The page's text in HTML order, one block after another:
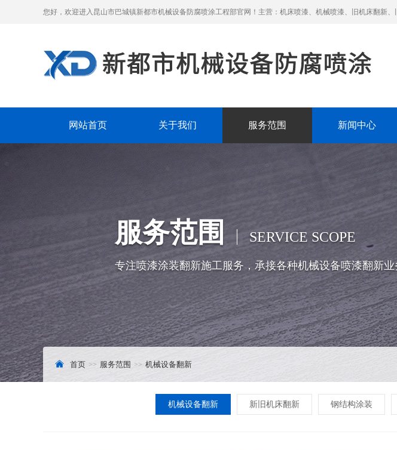
您好，欢迎进入昆山市巴城镇新都市机械设备防腐喷涂工程部官网！主营：机床喷漆、机械喷漆、旧机床翻新
网站首页 关于我们 服务范围 新闻中心
服务范围 SERVICE SCOPE
专注喷漆涂装翻新施工服务，承接各种机械设备喷漆翻新业
首页 服务范围 机械设备翻新
机械设备翻新 新旧机床翻新 钢结构涂装